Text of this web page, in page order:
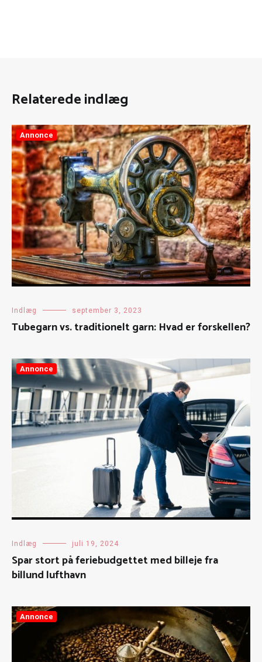
Relaterede indlæg
Annonce
Indlæg september 3, 2023
Tubegarn vs. traditionelt garn: Hvad er forskellen?
Annonce
Indlæg juli 19, 2024
Spar stort på feriebudgettet med billeje fra
billund lufthavn
Annonce